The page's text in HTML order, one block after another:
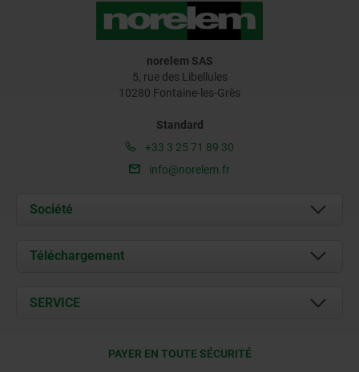
norelem SAS
5, rue des Libellules
10280 Fontaine-les-Grès
Standard
+33 3 25 71 89 30
info@norelem.fr
Société
À propos de nous
Contact
Téléchargement
Documents
SERVICE
PAYER EN TOUTE SÉCURITÉ